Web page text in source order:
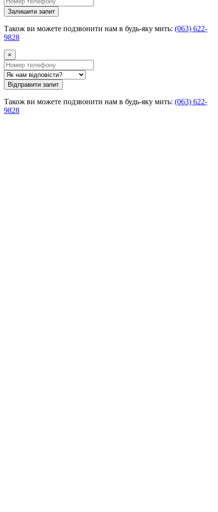
Залишити запит
Також ви можете подзвонити нам в будь-яку мить: (063) 622-
9828
×
Відправити запит
Також ви можете подзвонити нам в будь-яку мить: (063) 622-
9828